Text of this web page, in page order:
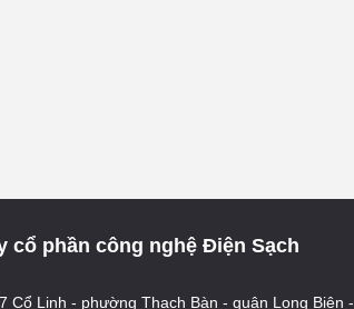
cổ phần công nghệ Điện Sạch
Cổ Linh - phường Thạch Bàn - quận Long Biên -